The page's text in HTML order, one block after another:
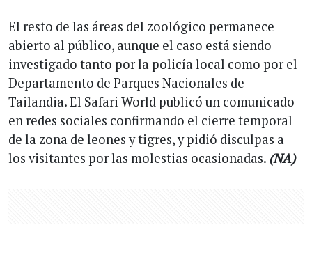
El resto de las áreas del zoológico permanece
abierto al público, aunque el caso está siendo
investigado tanto por la policía local como por el
Departamento de Parques Nacionales de
Tailandia. El Safari World publicó un comunicado
en redes sociales confirmando el cierre temporal
de la zona de leones y tigres, y pidió disculpas a
los visitantes por las molestias ocasionadas. (NA)